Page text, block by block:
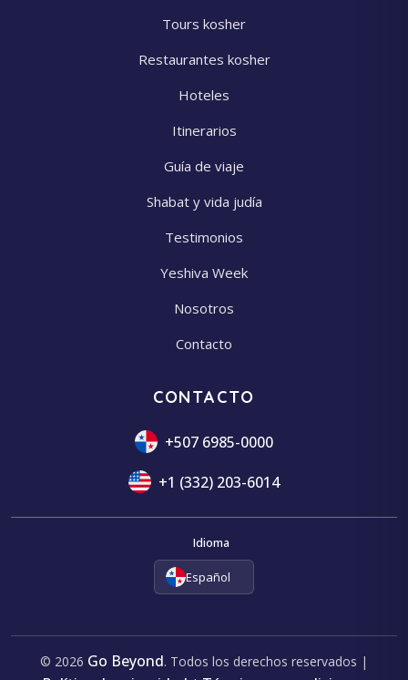
Tours kosher
Restaurantes kosher
Hoteles
Itinerarios
Guía de viaje
Shabat y vida judía
Testimonios
Yeshiva Week
Nosotros
Contacto
CONTACTO
+507 6985-0000
+1 (332) 203-6014
Idioma
Español
© 2026 Go Beyond. Todos los derechos reservados |